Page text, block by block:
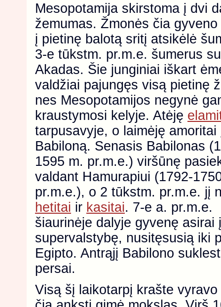
Mesopotamija skirstoma į dvi
žemumas. Žmonės čia
į pietinę balotą sritį atsikėlė
3-e tūkstm. pr.m.e. šumerus
Akadas. Šie junginiai iškart
valdžiai pajungęs visą pietinę
nes Mesopotamijos negynė
kraustymosi kelyje. Atėję
tarpusavyje, o laimėję amoritai
Babiloną. Senasis Babilonas
1595 m. pr.m.e.) viršūnę
valdant Hamurapiui (1792-
pr.m.e.), o 2 tūkstm. pr.m.e. jį
hetitai ir kasitai. 7-e a. pr.m.e.
šiaurinėje dalyje gyvenę asirai
supervalstybę, nusitęsusią iki
Egipto. Antrąjį Babilono
persai.
Visą šį laikotarpį krašte